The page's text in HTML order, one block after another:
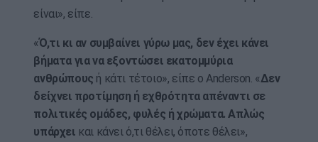
είναι», είπε.
«Ό,τι κι αν συμβαίνει γύρω μας, δεν έχει κάνει
βήματα για να εξοντώσει εκατομμύρια
ανθρώπους ή κάτι τέτοιο», είπε ο Anderson. «Δεν
δείχνει προτίμηση ή εχθρότητα απέναντι σε
πολιτικές ομάδες, φυλές ή χρώματα. Απλώς
υπάρχει και κάνει ό,τι θέλει, όποτε θέλει»,